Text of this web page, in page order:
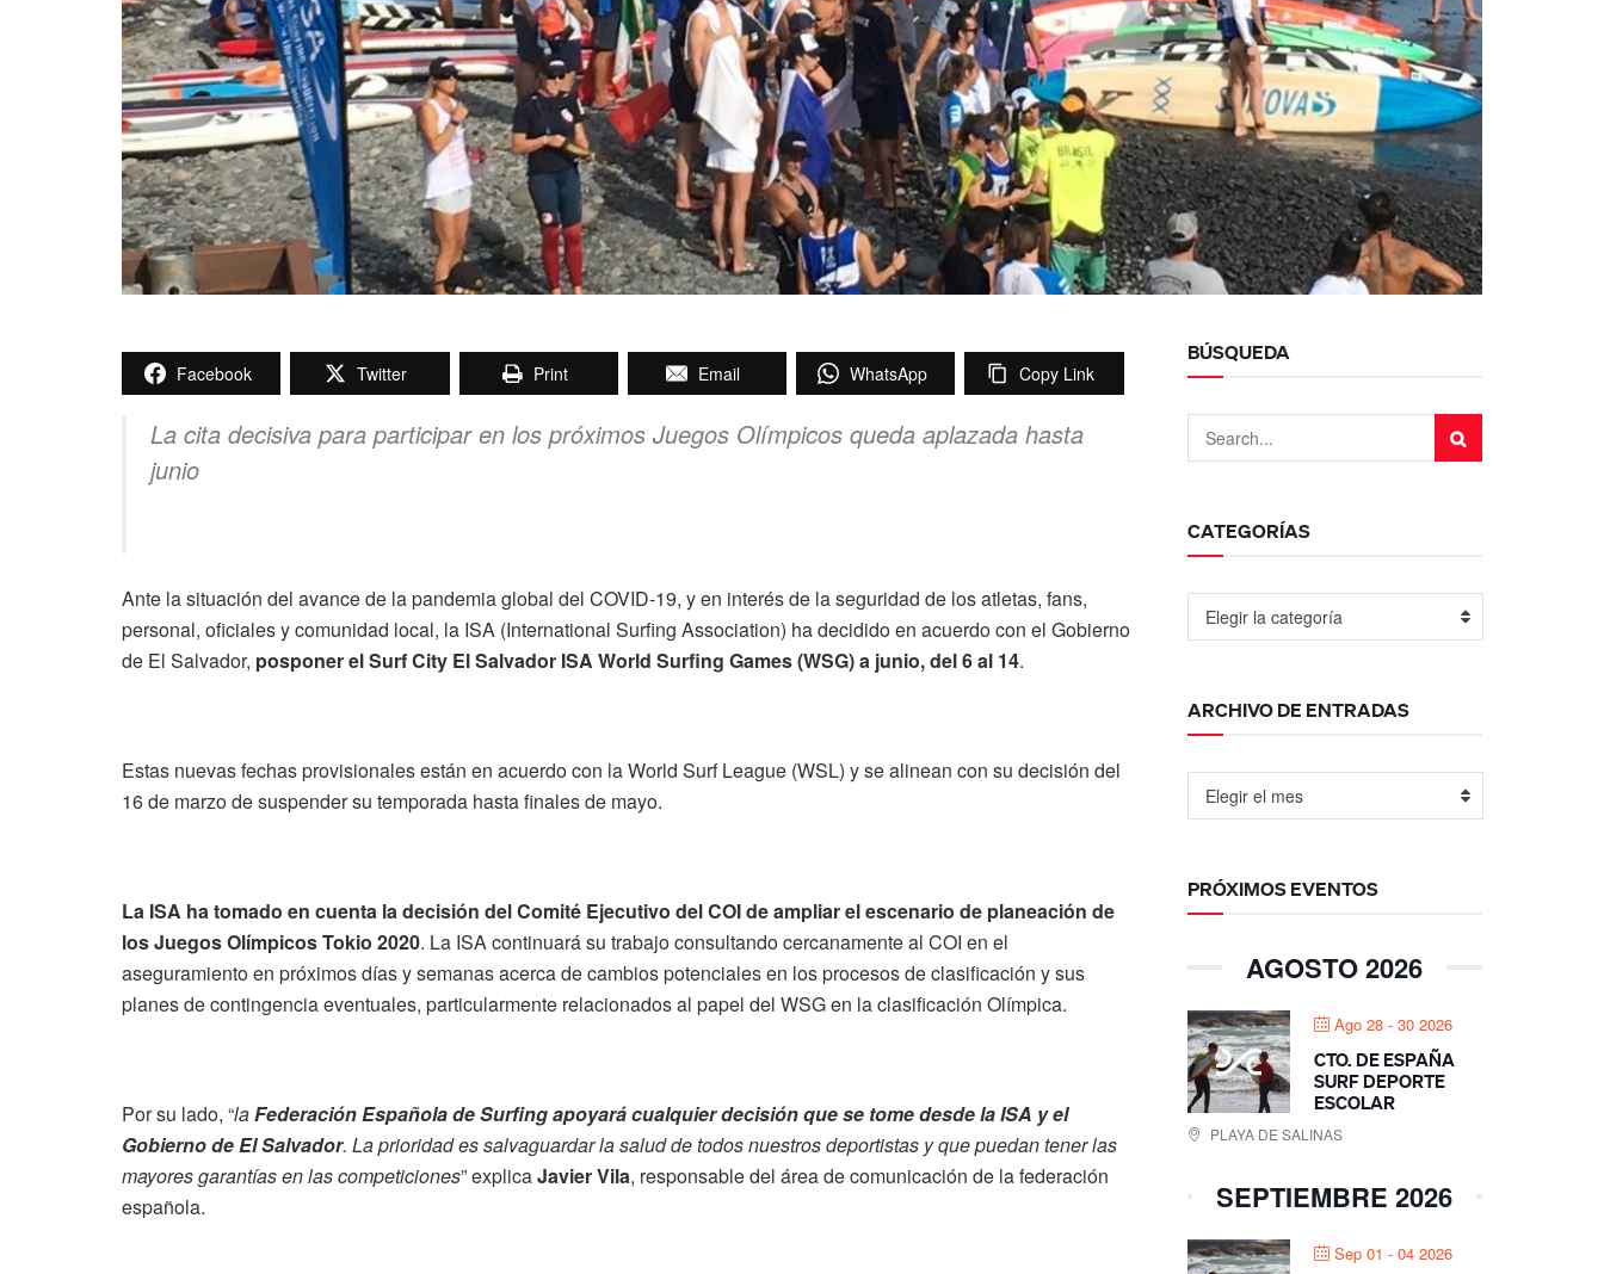
Facebook Twitter Print Email WhatsApp Copy Link
La cita decisiva para participar en los próximos Juegos Olímpicos queda aplazada hasta
junio
Ante la situación del avance de la pandemia global del COVID-19, y en interés de la seguridad de los atletas, fans,
personal, oficiales y comunidad local, la ISA (International Surfing Association) ha decidido en acuerdo con el Gobierno
de El Salvador, posponer el Surf City El Salvador ISA World Surfing Games (WSG) a junio, del 6 al 14.
Estas nuevas fechas provisionales están en acuerdo con la World Surf League (WSL) y se alinean con su decisión del
16 de marzo de suspender su temporada hasta finales de mayo.
La ISA ha tomado en cuenta la decisión del Comité Ejecutivo del COI de ampliar el escenario de planeación de
los Juegos Olímpicos Tokio 2020. La ISA continuará su trabajo consultando cercanamente al COI en el
aseguramiento en próximos días y semanas acerca de cambios potenciales en los procesos de clasificación y sus
planes de contingencia eventuales, particularmente relacionados al papel del WSG en la clasificación Olímpica.
Por su lado, “laFederación Española de Surfing apoyará cualquier decisión que se tome desde la ISA y el
Gobierno de El Salvador. La prioridad es salvaguardar la salud de todos nuestros deportistas y que puedan tener las
mayores garantías en las competiciones” explicaJavier Vila, responsable del área de comunicación de la federación
española.
BÚSQUEDA
CATEGORÍAS
Elegir la categoría
ARCHIVO DE ENTRADAS
Elegir el mes
PRÓXIMOS EVENTOS
AGOSTO 2026
Ago 28 - 30 2026
CTO. DE ESPAÑA
SURF DEPORTE
ESCOLAR
PLAYA DE SALINAS
SEPTIEMBRE 2026
Sep 01 - 04 2026